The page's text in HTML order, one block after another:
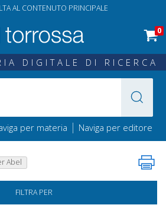
AL CONTENUTO PRINCIPALE
0
DIGITALE DI RICERCA
per materia | Naviga per editore
Abel
FILTRA PER